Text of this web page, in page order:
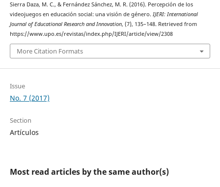
Sierra Daza, M. C., & Fernández Sánchez, M. R. (2016). Percepción de los
videojuegos en educación social: una visión de género. IJERI: International
Journal of Educational Research and Innovation, (7), 135–148. Retrieved from
https://www.upo.es/revistas/index.php/IJERI/article/view/2308
More Citation Formats
Issue
No. 7 (2017)
Section
Artículos
Most read articles by the same author(s)